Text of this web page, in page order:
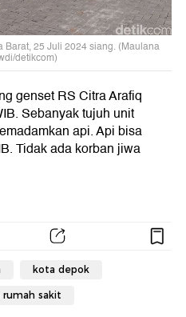
Barat, 25 Juli 2024 siang. (Maulana
detikcom)
genset RS Citra Arafiq
Sebanyak tujuh unit
api. Api bisa
Tidak ada korban jiwa
kota depok
rumah sakit